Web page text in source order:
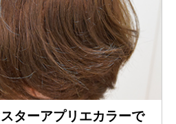
ターアプリエカラーで